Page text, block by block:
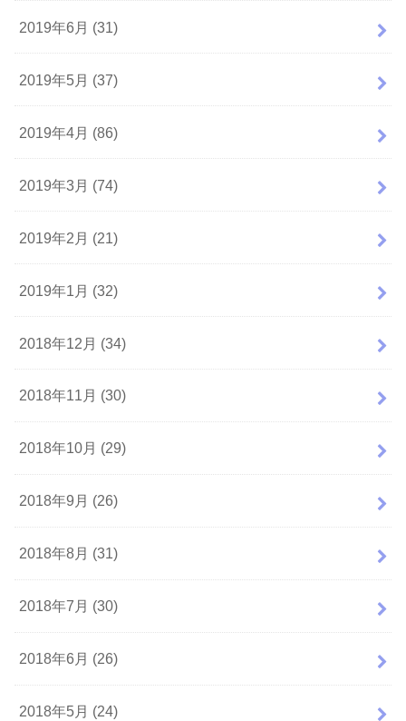
2019年6月 (31)
2019年5月 (37)
2019年4月 (86)
2019年3月 (74)
2019年2月 (21)
2019年1月 (32)
2018年12月 (34)
2018年11月 (30)
2018年10月 (29)
2018年9月 (26)
2018年8月 (31)
2018年7月 (30)
2018年6月 (26)
2018年5月 (24)